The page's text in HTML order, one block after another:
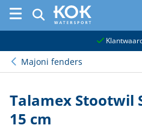
Majoni fenders
Talamex Stootwil
15 cm